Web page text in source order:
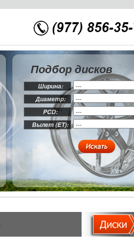
Подбор дисков
Ширина:
Диаметр:
PCD:
Вылет (ET):